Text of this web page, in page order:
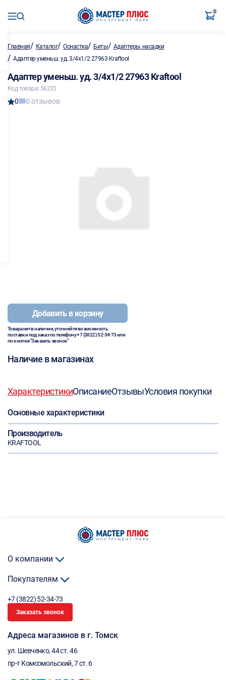
0
Главная/ Каталог/Оснастка/ Биты/ Адаптеры, насадки
/ Адаптер уменьш. уд. 3/4х1/2 27963 Kraftool
Адаптер уменьш. уд. 3/4х1/2 27963 Kraftool
Код товара: 56235
0 0 отзывов
Добавить в корзину
Товара нет в наличии, уточняйте возможность
поставки под заказ по телефону+7 (3822) 52-34-73или
по кнопке "Заказать звонок"
Наличие в магазинах
ХарактеристикиОписаниеОтзывыУсловия покупки
Основные характеристики
Производитель
KRAFTOOL
О компании
Покупателям
+7 (3822) 52-34-73
Заказать звонок
Адреса магазинов в г. Томск
ул. Шевченко, 44 ст. 46
пр-т Комсомольский, 7 ст. 6